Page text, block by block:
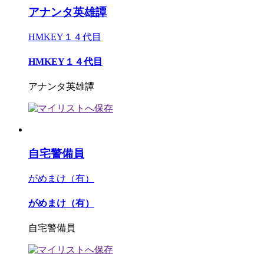
アナンタ英雄譚
HMKEY１４代目
HMKEY１４代目
アナンタ英雄譚
自宅警備員
がめまけ（有）
がめまけ（有）
自宅警備員